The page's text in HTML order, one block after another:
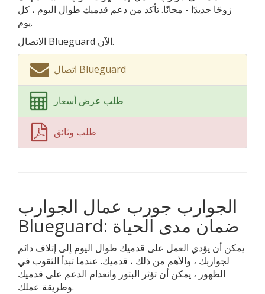
زوجًا جديدًا - مجانًا. تأكد من دعم قدميك طوال اليوم ، كل
يوم.
الاتصال Blueguard الآن.
اتصال Blueguard
طلب عرض أسعار
طلب وثائق
الجوارب جورب عمال الجوارب
Blueguard: ضمان مدى الحياة
يمكن أن يؤدي العمل على قدميك طوال اليوم إلى إتلاف دائم
لجواربك ، والأهم من ذلك ، قدميك. عندما تبدأ الثقوب في
الظهور ، يمكن أن تؤثر البثور وانعدام الدعم على قدميك
وطريقة عملك.